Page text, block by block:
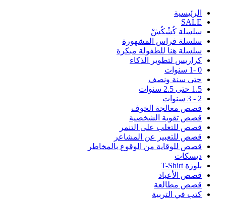
اﻟﺮﺋﻴﺴﻴﺔ
SALE
سلسلة كُشْكُشْ
سلسلة فراس المشهورة
سلسلة هنا للطفولة مبكرة
كراريس لتطوير الذكاء
0 -1 سنوات
حتى سنة ونصف
1.5 حتى 2.5 سنوات
2 - 3 سنوات
قصص معالجة الخوف
قصص تقوية الشخصية
قصص للتغلب على التنمر
قصص للتعبير عن المشاعر
قصص للوقاية من الوقوع بالمخاطر
ديسكات
بلوزة T-Shirt
قصص الأعياد
قصص مطالعة
كتب في التربية